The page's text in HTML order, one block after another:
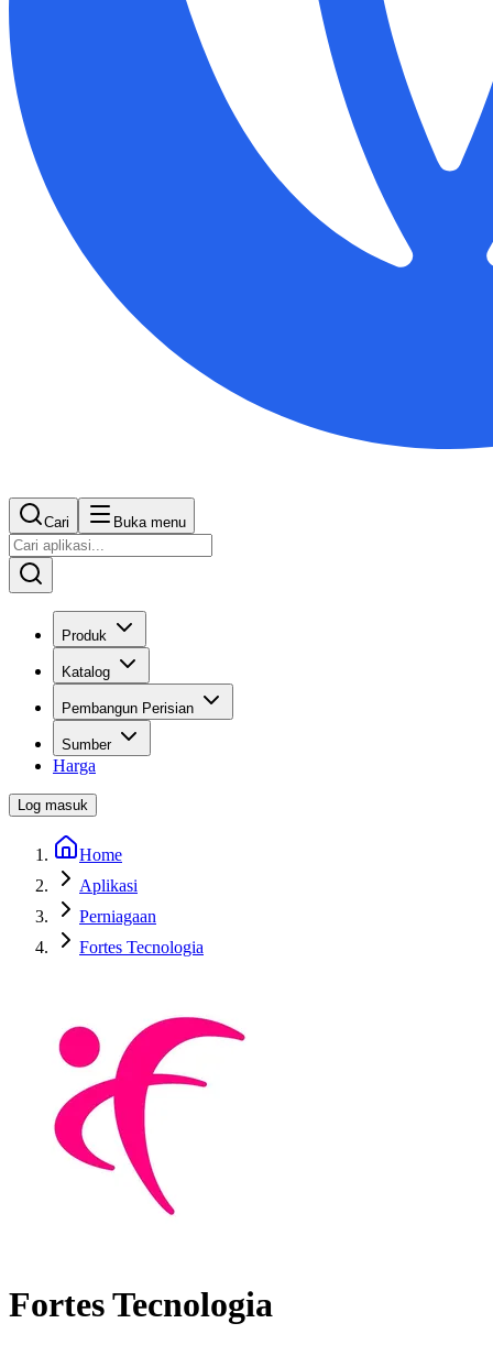
Cari Buka menu
Produk
Katalog
Pembangun Perisian
Sumber
Harga
Log masuk
Home
Aplikasi
Perniagaan
Fortes Tecnologia
Fortes Tecnologia